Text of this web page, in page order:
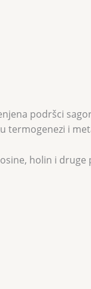
podršci
termogenezi i
holin i